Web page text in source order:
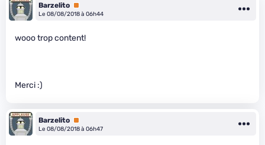
Barzelito Premium
Le 08/08/2018 à 06h44
wooo trop content!
Merci :)
Barzelito Premium
Le 08/08/2018 à 06h47